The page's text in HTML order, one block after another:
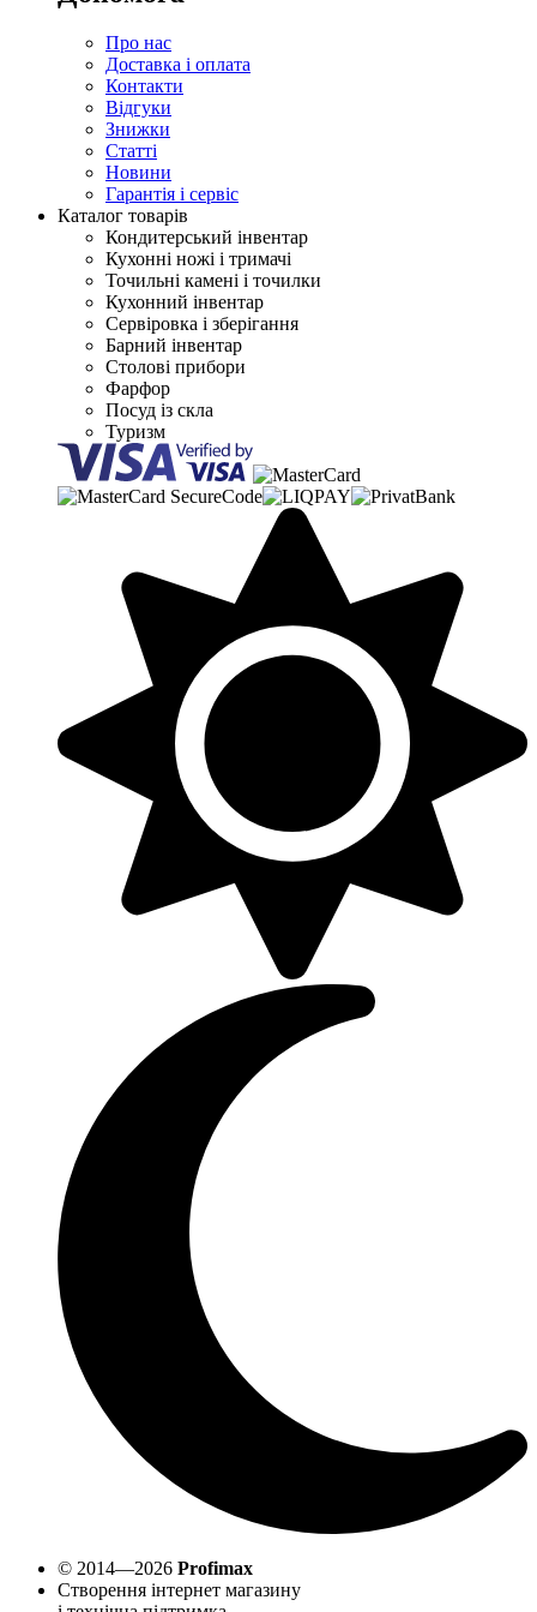
Про нас
Доставка і оплата
Контакти
Відгуки
Знижки
Статті
Новини
Гарантія і сервіс
Каталог товарів
Кондитерський інвентар
Кухонні ножі і тримачі
Точильні камені і точилки
Кухонний інвентар
Сервіровка і зберігання
Барний інвентар
Столові прибори
Фарфор
Посуд із скла
Туризм
© 2014—2026 Profimax
Створення інтернет магазину